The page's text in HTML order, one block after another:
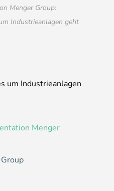
Menger Group:
Industrie­anlagen geht
um Industrie­anlagen
Menger